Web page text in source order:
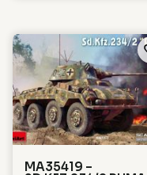
MA35419 –